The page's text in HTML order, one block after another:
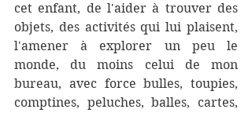
cet enfant, de l'aider à trouver des
objets, des activités qui lui plaisent,
l'amener à explorer un peu le
monde, du moins celui de mon
bureau, avec force bulles, toupies,
comptines, peluches, balles, cartes,